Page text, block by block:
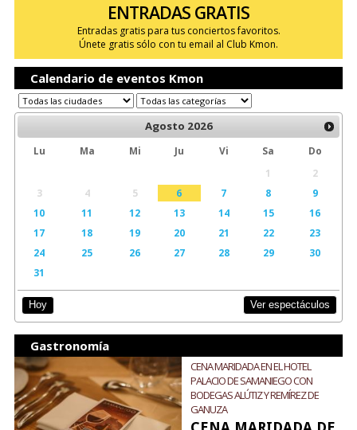
ENTRADAS GRATIS
Entradas gratis para tus conciertos favoritos.
Únete gratis sólo con tu email al Club Kmon.
Calendario de eventos Kmon
Agosto 2026
Lu Ma Mi Ju Vi Sa
Do
1
2
3
4 5 6 7 8
9
10
11 12 13 14 15
16
17
18 19 20 21 22
23
24
25 26 27 28 29
30
31
Hoy Ver espectáculos
Gastronomía
CENA MARIDADA EN EL HOTEL
PALACIO DE SAMANIEGO CON
BODEGAS ALÚTIZ Y REMÍREZ DE
GANUZA